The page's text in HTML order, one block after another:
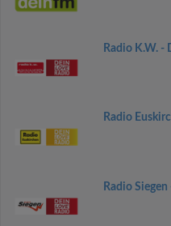
Radio K.W. -
Radio
Radio